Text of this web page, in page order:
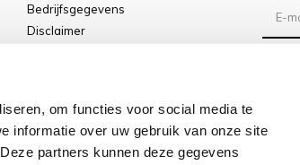
om functies voor social media te
informatie over uw gebruik van onze site
partners kunnen deze gegevens
Bedrijfsgegevens
Disclaimer